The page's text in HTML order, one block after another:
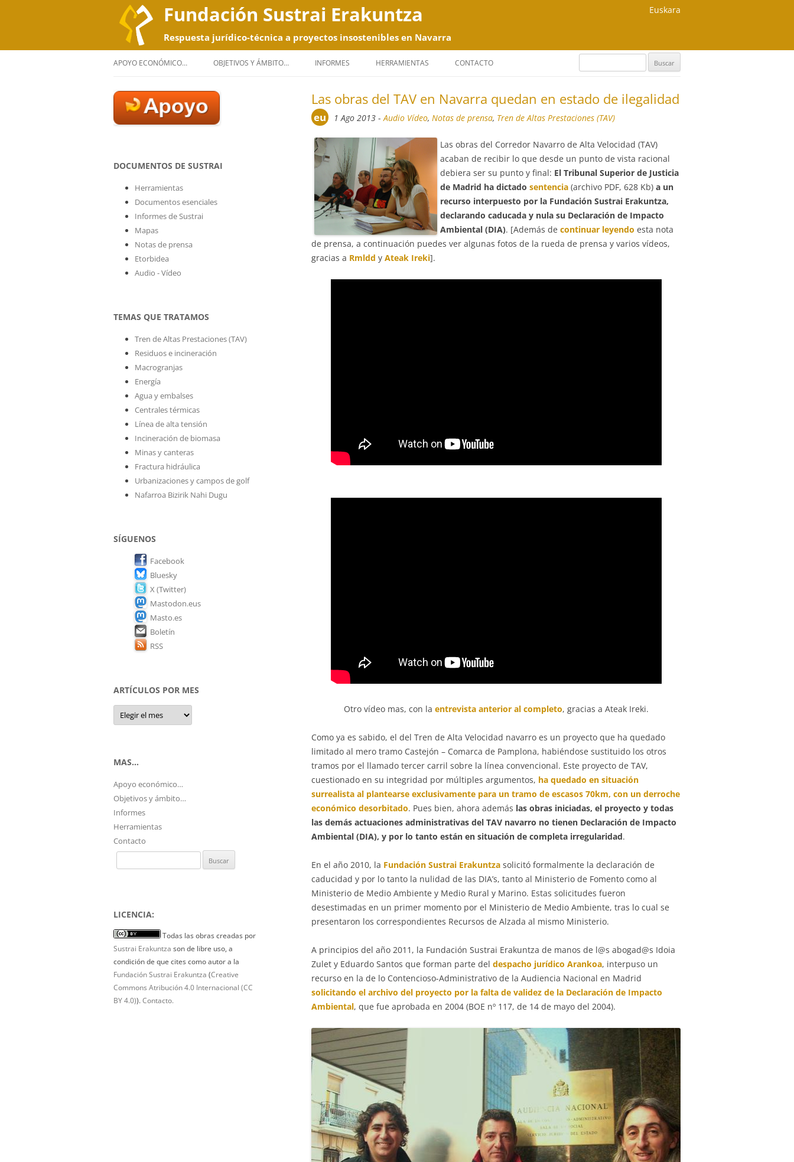
Fundación Sustrai Erakuntza
Respuesta jurídico-técnica a proyectos insostenibles en Navarra
Euskara
Saltar
al
APOYO ECONÓMICO… OBJETIVOS Y ÁMBITO… INFORMES HERRAMIENTAS CONTACTO
Buscar:
Las obras del TAV en Navarra quedan en estado de ilegalidad
eu 1 Ago 2013 -Audio Vídeo,Notas de prensa, Tren de Altas Prestaciones (TAV)
Las obras del Corredor Navarro de Alta Velocidad (TAV)
acaban de recibir lo que desde un punto de vista racional
debiera ser su punto y final: El Tribunal Superior de Justicia
de Madrid ha dictado sentencia(archivo PDF, 628 Kb)a un
recurso interpuesto por la Fundación Sustrai Erakuntza,
declarando caducada y nula su Declaración de Impacto
Ambiental (DIA). [Además de continuar leyendo esta nota
de prensa, a continuación puedes ver algunas fotos de la rueda de prensa y varios vídeos,
gracias a Rmldd yAteak Ireki].
Otro vídeo mas, con la entrevista anterior al completo, gracias a Ateak Ireki.
Como ya es sabido, el del Tren de Alta Velocidad navarro es un proyecto que ha quedado
limitado al mero tramo Castejón – Comarca de Pamplona, habiéndose sustituido los otros
tramos por el llamado tercer carril sobre la línea convencional. Este proyecto de TAV,
cuestionado en su integridad por múltiples argumentos, ha quedado en situación
surrealista al plantearse exclusivamente para un tramo de escasos 70km, con un derroche
económico desorbitado. Pues bien, ahora además las obras iniciadas, el proyecto y todas
las demás actuaciones administrativas del TAV navarro no tienen Declaración de Impacto
Ambiental (DIA), y por lo tanto están en situación de completa irregularidad.
En el año 2010, la Fundación Sustrai Erakuntza solicitó formalmente la declaración de
caducidad y por lo tanto la nulidad de las DIA’s, tanto al Ministerio de Fomento como al
Ministerio de Medio Ambiente y Medio Rural y Marino. Estas solicitudes fueron
desestimadas en un primer momento por el Ministerio de Medio Ambiente, tras lo cual se
presentaron los correspondientes Recursos de Alzada al mismo Ministerio.
A principios del año 2011, la Fundación Sustrai Erakuntza de manos de l@s abogad@s Idoia
Zulet y Eduardo Santos que forman parte deldespacho jurídico Arankoa, interpuso un
recurso en la de lo Contencioso-Administrativo de la Audiencia Nacional en Madrid
solicitando el archivo del proyecto por la falta de validez de la Declaración de Impacto
Ambiental, que fue aprobada en 2004 (BOE nº 117, de 14 de mayo del 2004).
DOCUMENTOS DE SUSTRAI
Herramientas
Documentos esenciales
Informes de Sustrai
Mapas
Notas de prensa
Etorbidea
Audio - Vídeo
TEMAS QUE TRATAMOS
Tren de Altas Prestaciones (TAV)
Residuos e incineración
Macrogranjas
Energía
Agua y embalses
Centrales térmicas
Línea de alta tensión
Incineración de biomasa
Minas y canteras
Fractura hidráulica
Urbanizaciones y campos de golf
Nafarroa Bizirik Nahi Dugu
SÍGUENOS
Facebook
Bluesky
X (Twitter)
Mastodon.eus
Masto.es
Boletín
RSS
ARTÍCULOS POR MES
Artículos
por
mes
MAS…
Apoyo económico…
Objetivos y ámbito…
Informes
Herramientas
Contacto
Buscar:
LICENCIA:
Todas las obras creadas por
Sustrai Erakuntza son de libre uso, a
condición de que cites como autor a la
Fundación Sustrai Erakuntza (Creative
Commons Atribución 4.0 Internacional (CC
BY 4.0)).Contacto.